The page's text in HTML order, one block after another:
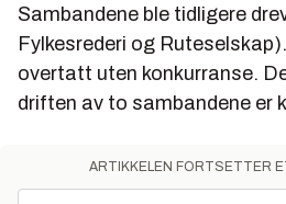
Sambandene ble tidligere
Fylkesrederi og
overtatt uten konkurranse.
driften av to sambandene er
ARTIKKELEN FORTSETTER